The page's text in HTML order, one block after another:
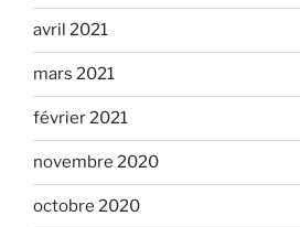
avril 2021
mars 2021
février 2021
novembre 2020
octobre 2020